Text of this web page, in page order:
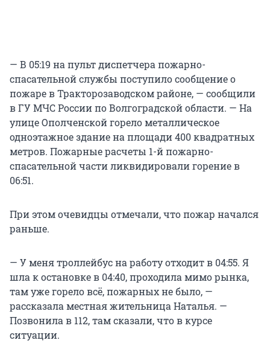
— В 05:19 на пульт диспетчера пожарно-
спасательной службы поступило сообщение о
пожаре в Тракторозаводском районе, — сообщили
в ГУ МЧС России по Волгоградской области. — На
улице Ополченской горело металлическое
одноэтажное здание на площади 400 квадратных
метров. Пожарные расчеты 1-й пожарно-
спасательной части ликвидировали горение в
06:51.
При этом очевидцы отмечали, что пожар начался
раньше.
— У меня троллейбус на работу отходит в 04:55. Я
шла к остановке в 04:40, проходила мимо рынка,
там уже горело всё, пожарных не было, —
рассказала местная жительница Наталья. —
Позвонила в 112, там сказали, что в курсе
ситуации.